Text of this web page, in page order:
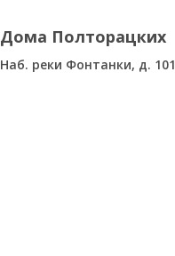
Дома Полторацких
Наб. реки Фонтанки, д. 101